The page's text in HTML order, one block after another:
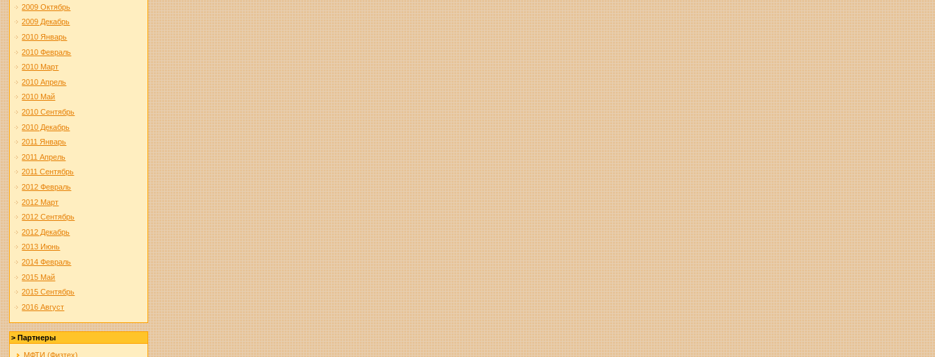
2009 Октябрь
2009 Декабрь
2010 Январь
2010 Февраль
2010 Март
2010 Апрель
2010 Май
2010 Сентябрь
2010 Декабрь
2011 Январь
2011 Апрель
2011 Сентябрь
2012 Февраль
2012 Март
2012 Сентябрь
2012 Декабрь
2013 Июнь
2014 Февраль
2015 Май
2015 Сентябрь
2016 Август
> Партнеры
МФТИ (Физтех)